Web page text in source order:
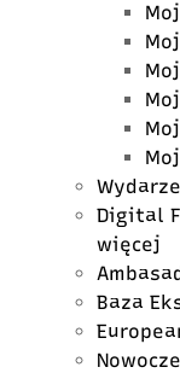
Digital
więcej
Baza